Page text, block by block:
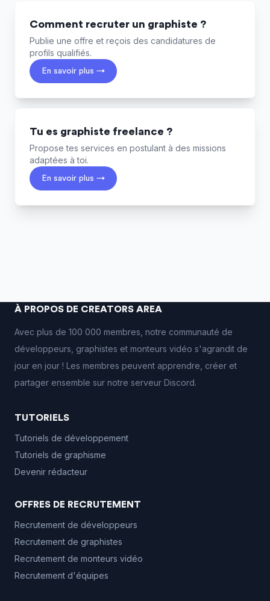
Comment recruter un graphiste ?
Publie une offre et reçois des candidatures de
profils qualifiés.
En savoir plus →
Tu es graphiste freelance ?
Propose tes services en postulant à des missions
adaptées à toi.
En savoir plus →
À PROPOS DE CREATORS AREA
Avec plus de 100 000 membres, notre communauté de
développeurs, graphistes et monteurs vidéo s'agrandit de
jour en jour ! Les membres peuvent apprendre, créer et
partager ensemble sur notre serveur Discord.
TUTORIELS
Tutoriels de développement
Tutoriels de graphisme
Devenir rédacteur
OFFRES DE RECRUTEMENT
Recrutement de développeurs
Recrutement de graphistes
Recrutement de monteurs vidéo
Recrutement d'équipes